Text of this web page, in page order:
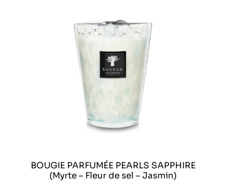
BOUGIE PARFUMÉE PEARLS SAPPHIRE
(Myrte – Fleur de sel – Jasmin)